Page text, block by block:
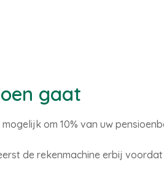
gaat
om 10% van uw
de rekenmachine erbij